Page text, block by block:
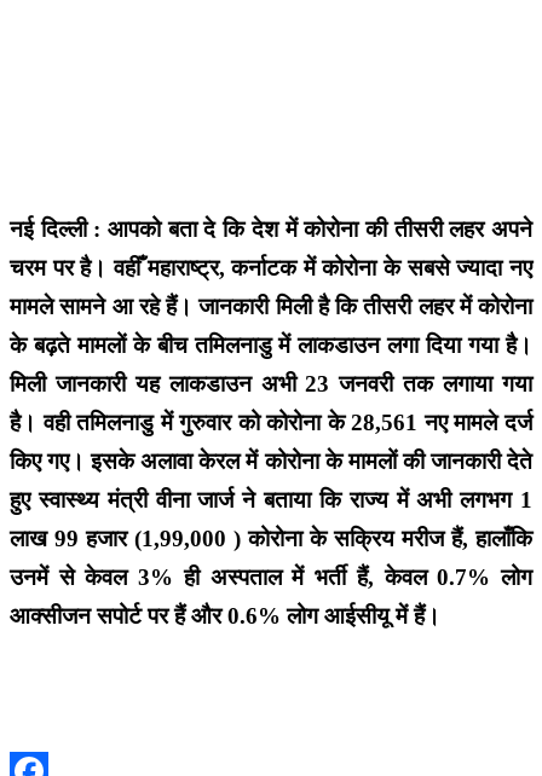
नई दिल्ली : आपको बता दे कि देश में कोरोना की तीसरी लहर अपने
चरम पर है। वहीँ महाराष्ट्र, कर्नाटक में कोरोना के सबसे ज्यादा नए
मामले सामने आ रहे हैं। जानकारी मिली है कि तीसरी लहर में कोरोना
के बढ़ते मामलों के बीच तमिलनाडु में लाकडाउन लगा दिया गया है।
मिली जानकारी यह लाकडाउन अभी 23 जनवरी तक लगाया गया
है। वही तमिलनाडु में गुरुवार को कोरोना के 28,561 नए मामले दर्ज
किए गए। इसके अलावा केरल में कोरोना के मामलों की जानकारी देते
हुए स्वास्थ्य मंत्री वीना जार्ज ने बताया कि राज्य में अभी लगभग 1
लाख 99 हजार (1,99,000 ) कोरोना के सक्रिय मरीज हैं, हालाँकि
उनमें से केवल 3% ही अस्पताल में भर्ती हैं, केवल 0.7% लोग
आक्सीजन सपोर्ट पर हैं और 0.6% लोग आईसीयू में हैं।